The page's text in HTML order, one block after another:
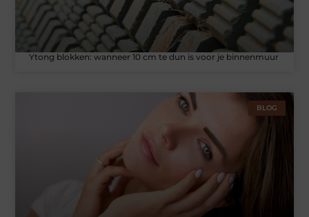
Ytong blokken: wanneer 10 cm te dun is voor je binnenmuur
BLOG